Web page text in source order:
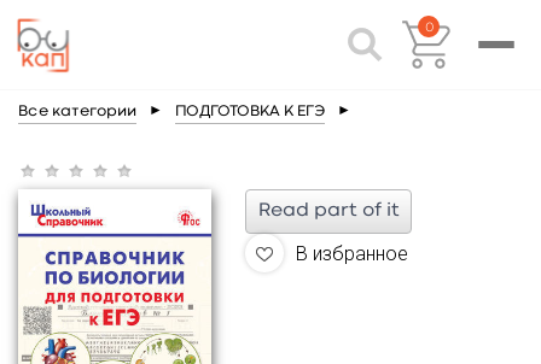
0
Все категории ► ПОДГОТОВКА К ЕГЭ ►
Read part of it
В избранное